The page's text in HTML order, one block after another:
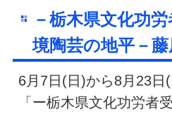
－栃木県文化功
境陶芸の地平－
6月7日(日)から8月23日
「ー栃木県文化功労